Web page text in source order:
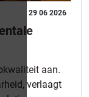
29 06 2026
aan.
verlaagt